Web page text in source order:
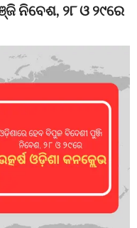
ନିବେଶ, ୨୮ ଓ ୨୯ରେ